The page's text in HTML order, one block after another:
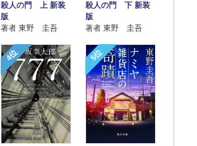
殺人の門 上 新装
版
著者 東野 圭吾
殺人の門 下 新装
版
著者 東野 圭吾
4位 5位